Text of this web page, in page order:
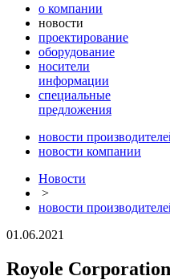
о компании
новости
проектирование
оборудование
носители
информации
специальные
предложения
новости
новости компании
Новости
>
новости
01.06.2021
Royole